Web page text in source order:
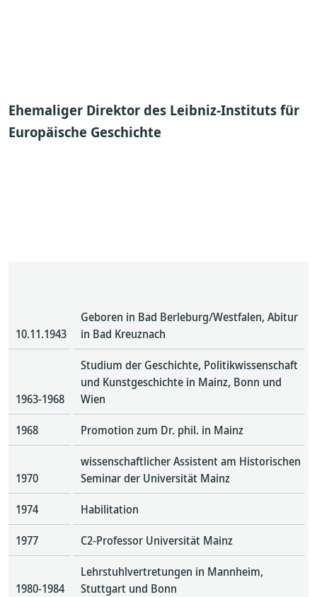
Ehemaliger Direktor des Leibniz-Institutsfür
Europäische Geschichte
10.11.1943
Geboren in Bad Berleburg/Westfalen, Abitur
in Bad Kreuznach
1963-1968
Studium der Geschichte, Politikwissenschaft
und Kunstgeschichte in Mainz, Bonn und
Wien
1968
Promotion zum Dr. phil. in Mainz
1970
wissenschaftlicher Assistent am Historischen
Seminar der Universität Mainz
1974
Habilitation
1977
C2-Professor Universität Mainz
1980-1984
Lehrstuhlvertretungen in Mannheim,
Stuttgart und Bonn